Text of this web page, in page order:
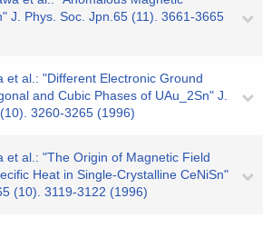
J. Phys. Soc. Jpn.65 (11). 3661-3665
et al.: "Different Electronic Ground
and Cubic Phases of UAu_2Sn" J.
3260-3265 (1996)
et al.: "The Origin of Magnetic Field
Heat in Single-Crystalline CeNiSn"
(10). 3119-3122 (1996)